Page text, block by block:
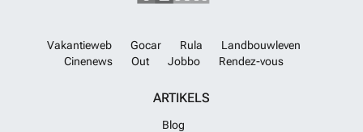
Vakantieweb Gocar Rula
Landbouwleven
Cinenews
Out Jobbo Rendez-vous
ARTIKELS
Blog